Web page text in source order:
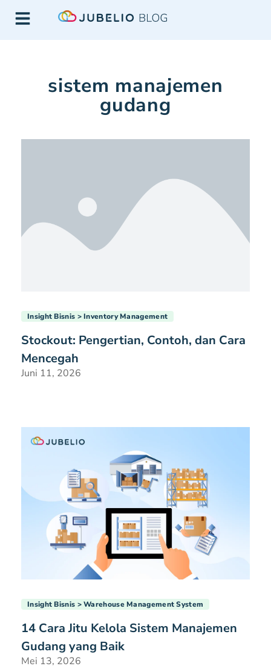
sistem manajemen
gudang
Insight Bisnis Inventory Management
Stockout: Pengertian, Contoh, dan Cara
Mencegah
Juni 11, 2026
Insight Bisnis Warehouse Management System
14 Cara Jitu Kelola Sistem Manajemen
Gudang yang Baik
Mei 13, 2026